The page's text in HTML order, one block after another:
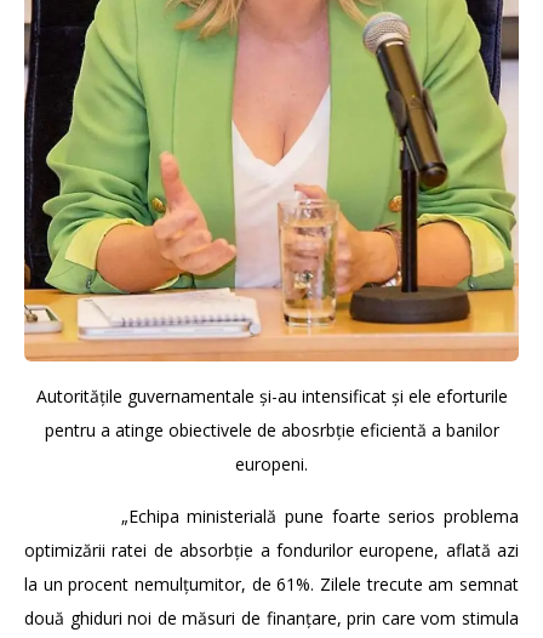
Autoritățile guvernamentale și-au intensificat și ele eforturile
pentru a atinge obiectivele de abosrbție eficientă a banilor
europeni.
„Echipa ministerială pune foarte serios problema
optimizării ratei de absorbție a fondurilor europene, aflată azi
la un procent nemulțumitor, de 61%. Zilele trecute am semnat
două ghiduri noi de măsuri de finanțare, prin care vom stimula